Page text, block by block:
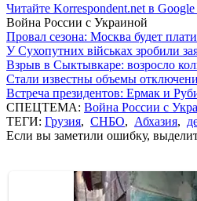
Читайте Korrespondent.net в
Война России с Украиной
Провал сезона: Москва будет
У Сухопутних військах зробили
Взрыв в Сыктывкаре: возросло
Стали известны объемы
Встреча президентов: Ермак и
СПЕЦТЕМА: Война России с
ТЕГИ: Грузия, СНБО, Абхазия,
Если вы заметили ошибку,